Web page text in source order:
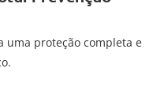
uma proteção completa e